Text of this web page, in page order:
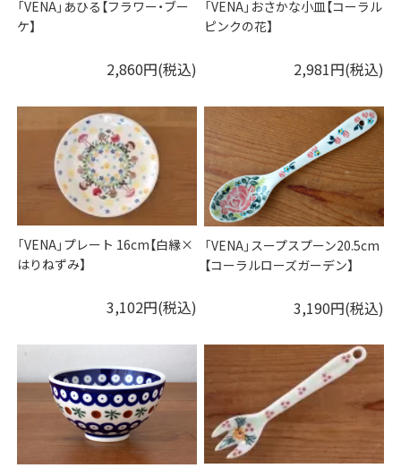
「VENA」あひる【フラワー・ブー
ケ】
2,860円(税込)
「VENA」おさかな小皿【コーラル
ピンクの花】
2,981円(税込)
「VENA」プレート 16cm【白縁×
はりねずみ】
3,102円(税込)
「VENA」スープスプーン20.5cm
【コーラルローズガーデン】
3,190円(税込)